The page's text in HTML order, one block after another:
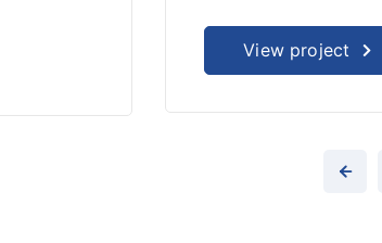
View project